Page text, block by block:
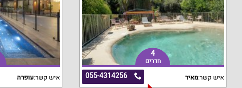
4
חדרים
055-4314256 איש קשר:מאיר
איש קשר:עופרה